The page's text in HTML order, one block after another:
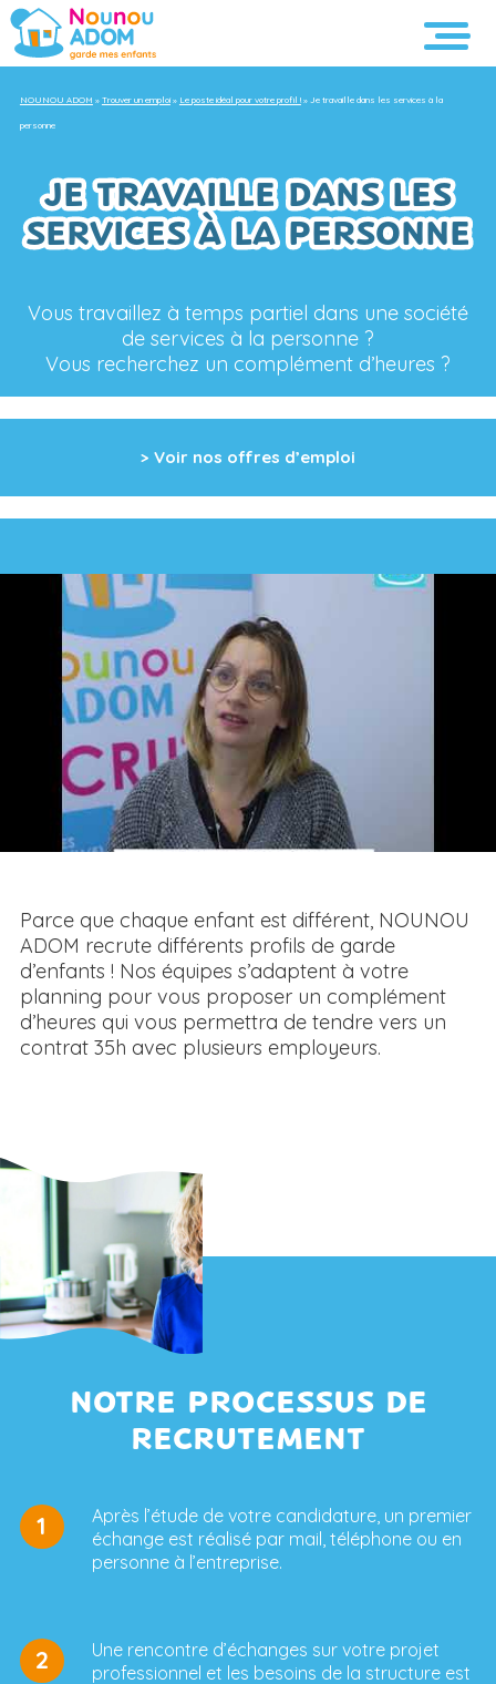
NOUNOU ADOM » Trouver un emploi» Le poste idéal pour votre profil !» Je travaille dans les services à la
personne
JE TRAVAILLE DANS LES
SERVICES À LA PERSONNE
Vous travaillez à temps partiel dans une société
de services à la personne ?
Vous recherchez un complément d’heures ?
> Voir nos offres d’emploi
Parce que chaque enfant est différent, NOUNOU
ADOM recrute différents profils de garde
d’enfants ! Nos équipes s’adaptent à votre
planning pour vous proposer un complément
d’heures qui vous permettra de tendre vers un
contrat 35h avec plusieurs employeurs.
NOTRE PROCESSUS DE
RECRUTEMENT
1
Après l’étude de votre candidature, un premier
échange est réalisé par mail, téléphone ou en
personne à l’entreprise.
2
Une rencontre d’échanges sur votre projet
professionnel et les besoins de la structure est